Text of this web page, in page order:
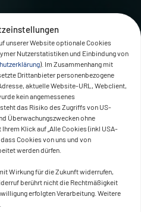
unserer Website optionale Cookies
Nutzerstatistiken und Einbindung von
). Im Zusammenhang mit
Drittanbieter personenbezogene
aktuelle Website-URL, Webclient,
kein angemessenes
das Risiko des Zugriffs von US-
Überwachungszwecken ohne
Klick auf „Alle Cookies (inkl USA-
Cookies von uns und von
werden dürfen.
Wirkung für die Zukunft widerrufen,
berührt nicht die Rechtmäßigkeit
erfolgten Verarbeitung. Weitere